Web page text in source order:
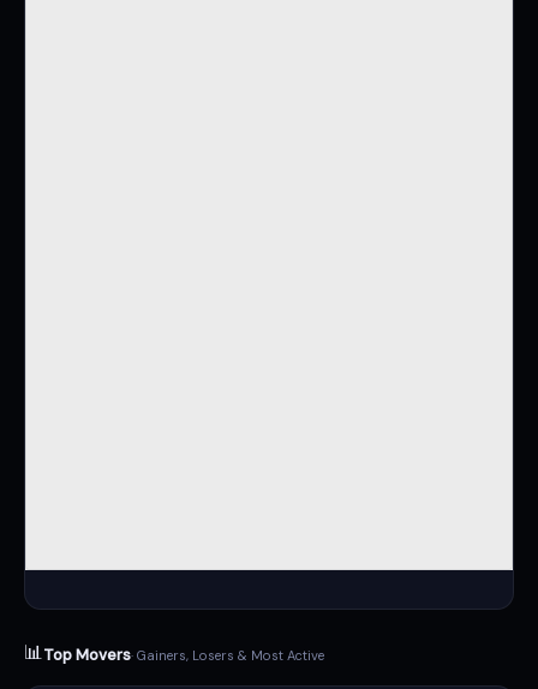
📊Top Movers· Gainers, Losers & Most Active